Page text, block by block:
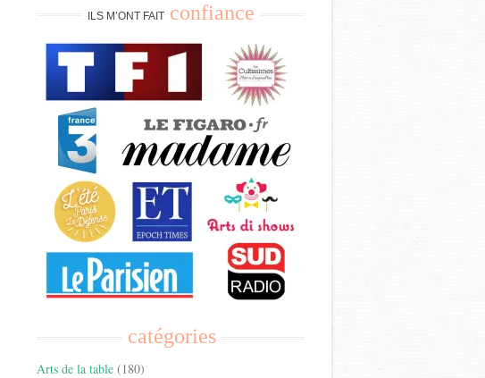
ILS M’ONT FAIT confiance
catégories
Arts de la table (180)